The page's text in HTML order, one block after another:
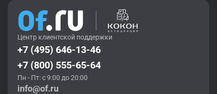
Центр клиентской поддержки
+7 (495) 646-13-46
+7 (800) 555-65-64
Пн - Пт: с 9:00 до 20:00
info@of.ru